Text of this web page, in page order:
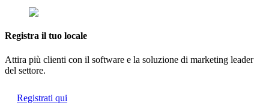
Registra il tuo locale
Attira più clienti con il software e la soluzione di marketing leader
del settore.
Registrati qui